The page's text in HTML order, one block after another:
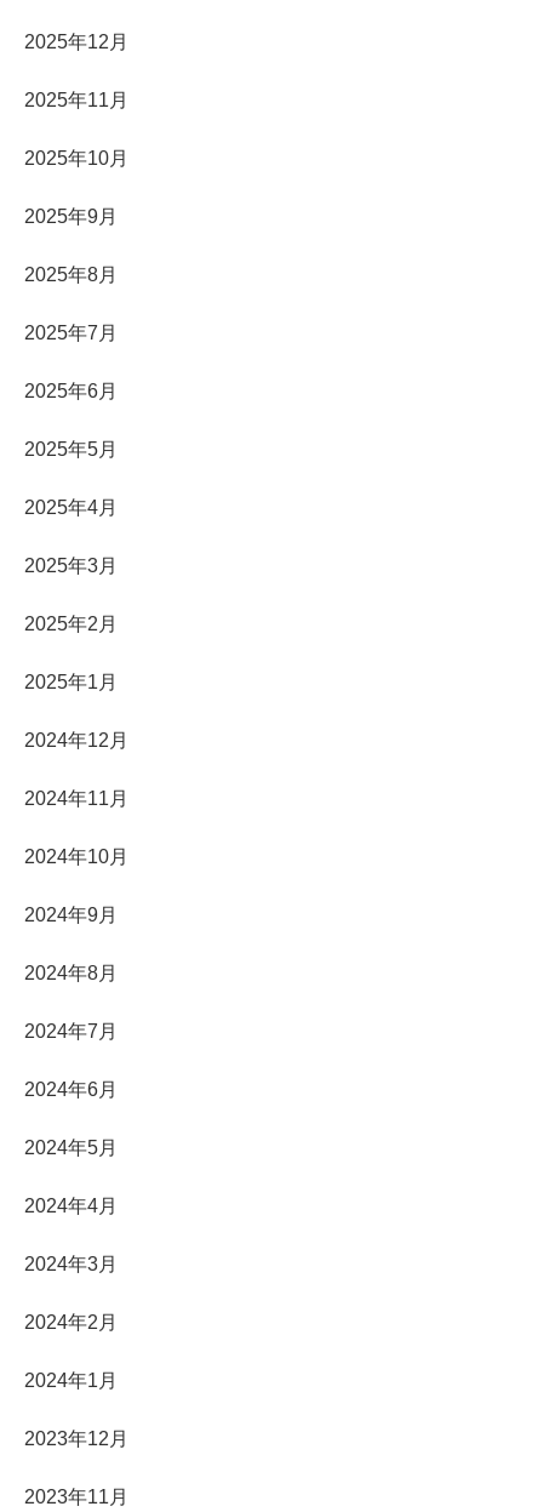
2025年12月
2025年11月
2025年10月
2025年9月
2025年8月
2025年7月
2025年6月
2025年5月
2025年4月
2025年3月
2025年2月
2025年1月
2024年12月
2024年11月
2024年10月
2024年9月
2024年8月
2024年7月
2024年6月
2024年5月
2024年4月
2024年3月
2024年2月
2024年1月
2023年12月
2023年11月